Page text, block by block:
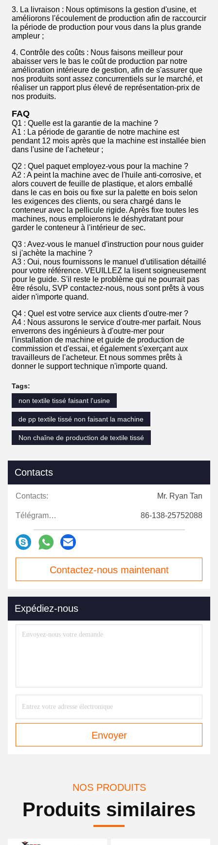
3. La livraison : Nous optimisons la gestion d'usine, et
améliorons l'écoulement de production afin de raccourcir
la période de production pour vous dans la plus grande
ampleur ;
4. Contrôle des coûts : Nous faisons meilleur pour
abaisser vers le bas le coût de production par notre
amélioration intérieure de gestion, afin de s'assurer que
nos produits sont assez concurrentiels sur le marché, et
réaliser un rapport plus élevé de représentation-prix de
nos produits.
FAQ
Q1 : Quelle est la garantie de la machine ?
A1 : La période de garantie de notre machine est
pendant 12 mois après que la machine est installée bien
dans l'usine de l'acheteur ;
Q2 : Quel paquet employez-vous pour la machine ?
A2 : A peint la machine avec de l'huile anti-corrosive, et
alors couvert de feuille de plastique, et alors emballé
dans le cas en bois ou fixe sur la palette en bois selon
les exigences des clients, ou sera chargé dans le
conteneur avec la pellicule rigide. Après fixe toutes les
machines, nous emploierons le déshydratant pour
garder le conteneur à l'intérieur de sec.
Q3 : Avez-vous le manuel d'instruction pour nous guider
si j'achète la machine ?
A3 : Oui, nous fournissons le manuel d'utilisation détaillé
pour votre référence. VEUILLEZ la lisent soigneusement
pour le guide. S'il reste le problème qui ne pourrait pas
être résolu, SVP contactez-nous, nous sont prêts à vous
aider n'importe quand.
Q4 : Quel est votre service aux clients d'outre-mer ?
A4 : Nous assurons le service d'outre-mer parfait. Nous
enverrons des ingénieurs à d'outre-mer pour
l'installation de machine et guide de production de
commission et d'essai, et également s'exerçant aux
travailleurs de l'acheteur. Et nous sommes prêts à
donner le support technique n'importe quand.
Tags:
non textile tissé faisant l'usine
de pp textile tissé non faisant la machine
Non chaîne de production de textile tissé
Contacts
Contacts: Mr. Ryan Tan
Télégramme: 86-138-25752088
Contactez-nous maintenant
Expédiez-nous
Envoyer
NOS PRODUITS
Produits similaires